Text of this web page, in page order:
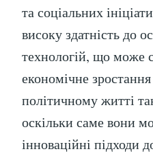
та соціальних
високу здатність до
технологій, що може
економічне
політичному житті
оскільки саме вони
інноваційні підходи